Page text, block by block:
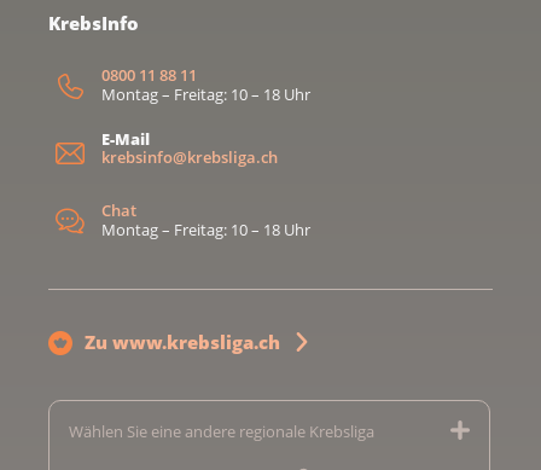
KrebsInfo
0800 11 88 11
Montag – Freitag: 10 – 18 Uhr
E-Mail
krebsinfo@krebsliga.ch
Chat
Montag – Freitag: 10 – 18 Uhr
Zu www.krebsliga.ch
Wählen Sie eine andere regionale Krebsliga